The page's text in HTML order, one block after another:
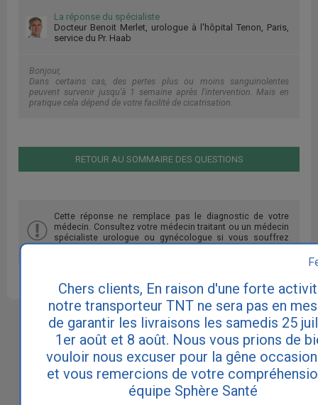
La réponse du spécialiste
Docteur Benoit Merlet, urologue à l'hôpital Tenon, Paris,
service du Pr. Haab
Bonjour,
Dans certains cas, des pertes plus ou moins sanguinolentes
peuvent survenir jusqu'à 1 semaine après l'intervention. Mais en
pratique cela dépend de votre facilité de cicatrisation.
RETOUR AU SOMMAIRE DES QUESTIONS
Cette réponse ne remplace pas le diagnostic de votre
médecin. Consultez votre médecin traitant ou un médecin
spécialiste urologue ou gynécologue si vous souffrez
d'incontinence.
Sphère Santé est le site N°1 pour
l'incontinence et les fuites urinaires.
Notre philosophie est de vous apporter à la fois
une information exhaustive sur les causes et les
traitements de cette pathologie touchant 5
millions de personnes en France, ainsi qu'une
gamme de produits absorbants pour vivre au
Chers clients, En raison d'une forte
notre transporteur TNT ne sera pas en
de garantir les livraisons les samedis 25
1er août et 8 août. Nous vous prions de
vouloir nous excuser pour la gêne
et vous remercions de votre
équipe Sphère Santé